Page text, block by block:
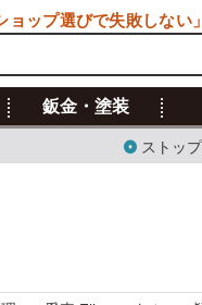
鈑金・塗装
ストッ
ョップ選びで失敗しない